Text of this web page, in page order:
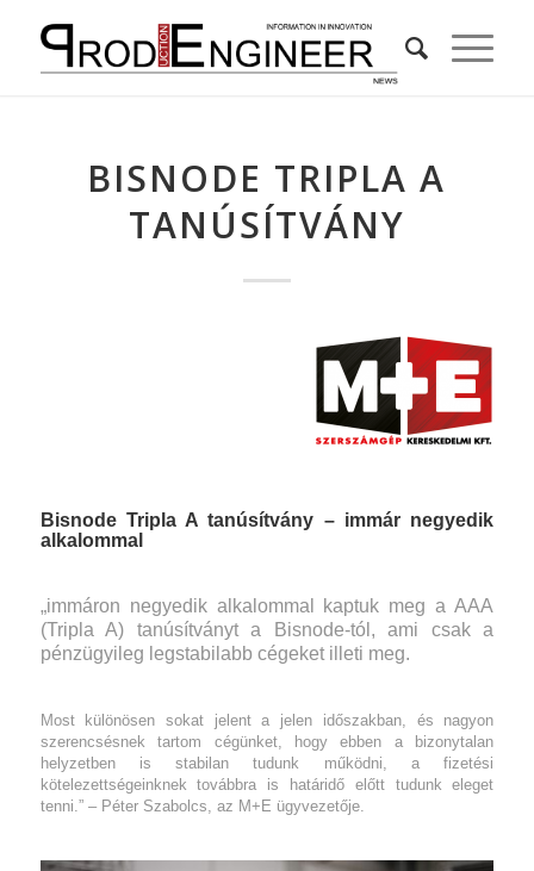
BISNODE TRIPLA A
TANÚSÍTVÁNY
Bisnode Tripla A tanúsítvány – immár negyedik
alkalommal
„immáron negyedik alkalommal kaptuk meg a AAA
(Tripla A) tanúsítványt a
Bisnode-tól, ami csak a
pénzügyileg legstabilabb cégeket illeti meg.
Most különösen sokat jelent a jelen időszakban, és nagyon
szerencsésnek tartom cégünket, hogy ebben a bizonytalan
helyzetben is stabilan tudunk működni, a fizetési
kötelezettségeinknektovábbra is határidő előtt tudunk eleget
tenni.” – Péter Szabolcs, az M+E ügyvezetője.